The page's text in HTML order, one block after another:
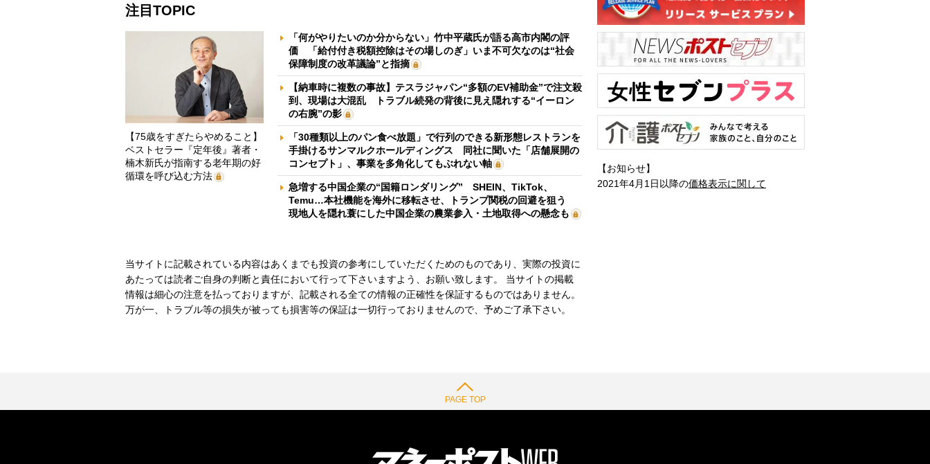
注目TOPIC
【75歳をすぎたらやめること】
ベストセラー『定年後』著者・
楠木新氏が指南する老年期の好
循環を呼び込む方法
「何がやりたいのか分からない」竹中平蔵氏が語る高市内閣の評
価 「給付付き税額控除はその場しのぎ」いま不可欠なのは“社会
保障制度の改革議論”と指摘
【納車時に複数の事故】テスラジャパン“多額のEV補助金”で注文殺
到、現場は大混乱 トラブル続発の背後に見え隠れする“イーロン
の右腕”の影
「30種類以上のパン食べ放題」で行列のできる新形態レストランを
手掛けるサンマルクホールディングス 同社に聞いた「店舗展開の
コンセプト」、事業を多角化してもぶれない軸
急増する中国企業の“国籍ロンダリング” SHEIN、TikTok、
Temu…本社機能を海外に移転させ、トランプ関税の回避を狙う
現地人を隠れ蓑にした中国企業の農業参入・土地取得への懸念も
当サイトに記載されている内容はあくまでも投資の参考にしていただくためのものであり、実際の投資に
あたっては読者ご自身の判断と責任において行って下さいますよう、お願い致します。 当サイトの掲載
情報は細心の注意を払っておりますが、記載される全ての情報の正確性を保証するものではありません。
万が一、トラブル等の損失が被っても損害等の保証は一切行っておりませんので、予めご了承下さい。
【お知らせ】
2021年4月1日以降の価格表示に関して
PAGE TOP